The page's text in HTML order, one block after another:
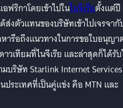
ฟริกาโดยเข้าไปในไนจีเรียตั้งแต่ปี
งตัวแทนของบริษัทเข้าไปเจรจากั
หารือถึงแนวทางในการขอใบอนุญา
วเทียมที่ไนจีเรีย และล่าสุดก็ได้รั
บริษัท Starlink Internet Services
ประเทศที่เป็นคู่แข่ง คือ MTN และ